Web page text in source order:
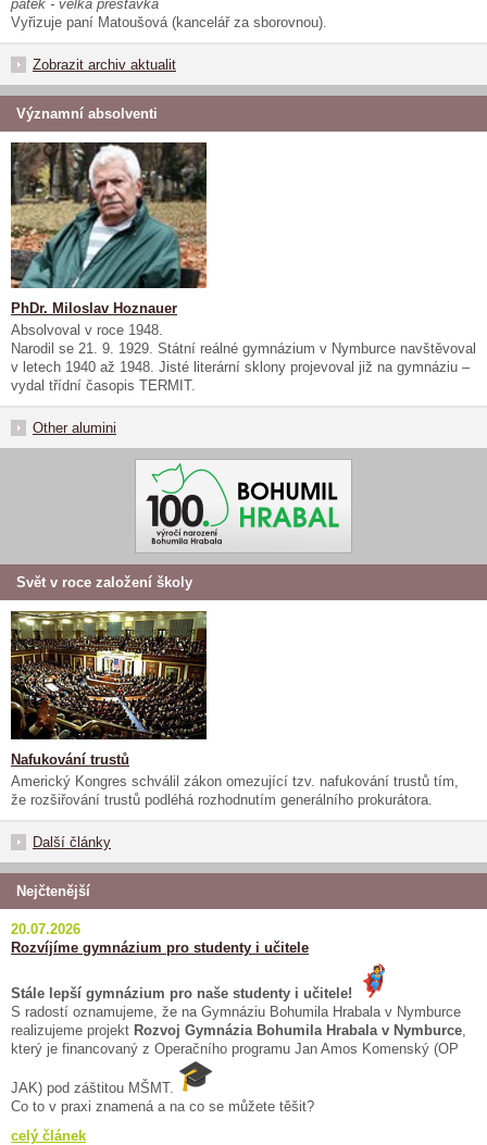
pátek - velká přestávka
Vyřizuje paní Matoušová (kancelář za sborovnou).
Zobrazit archiv aktualit
Významní absolventi
PhDr. Miloslav Hoznauer
Absolvoval v roce 1948.
Narodil se 21. 9. 1929. Státní reálné gymnázium v Nymburce navštěvoval
v letech 1940 až 1948. Jisté literární sklony projevoval již na gymnáziu –
vydal třídní časopis TERMIT.
Other alumini
Svět v roce založení školy
Nafukování trustů
Americký Kongres schválil zákon omezující tzv. nafukování trustů tím,
že rozšiřování trustů podléhá rozhodnutím generálního prokurátora.
Další články
Nejčtenější
20.07.2026
Rozvíjíme gymnázium pro studenty i učitele
Stále lepší gymnázium pro naše studenty i učitele!
S radostí oznamujeme, že na Gymnáziu Bohumila Hrabala v Nymburce
realizujeme projekt Rozvoj Gymnázia Bohumila Hrabala v Nymburce,
který je financovaný z Operačního programu Jan Amos Komenský (OP
JAK) pod záštitou MŠMT.
Co to v praxi znamená a na co se můžete těšit?
celý článek